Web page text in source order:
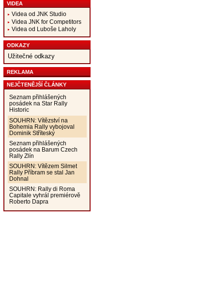
VIDEA
Videa od JNK Studio
Videa JNK for Competitors
Videa od Luboše Laholy
ODKAZY
Užitečné odkazy
REKLAMA
NEJČTENĚJŠÍ ČLÁNKY
Seznam přihlášených
posádek na Star Rally
Historic
SOUHRN: Vítězství na
Bohemia Rally vybojoval
Dominik Stříteský
Seznam přihlášených
posádek na Barum Czech
Rally Zlín
SOUHRN: Vítězem Silmet
Rally Příbram se stal Jan
Dohnal
SOUHRN: Rally di Roma
Capitale vyhrál premiérově
Roberto Dapra